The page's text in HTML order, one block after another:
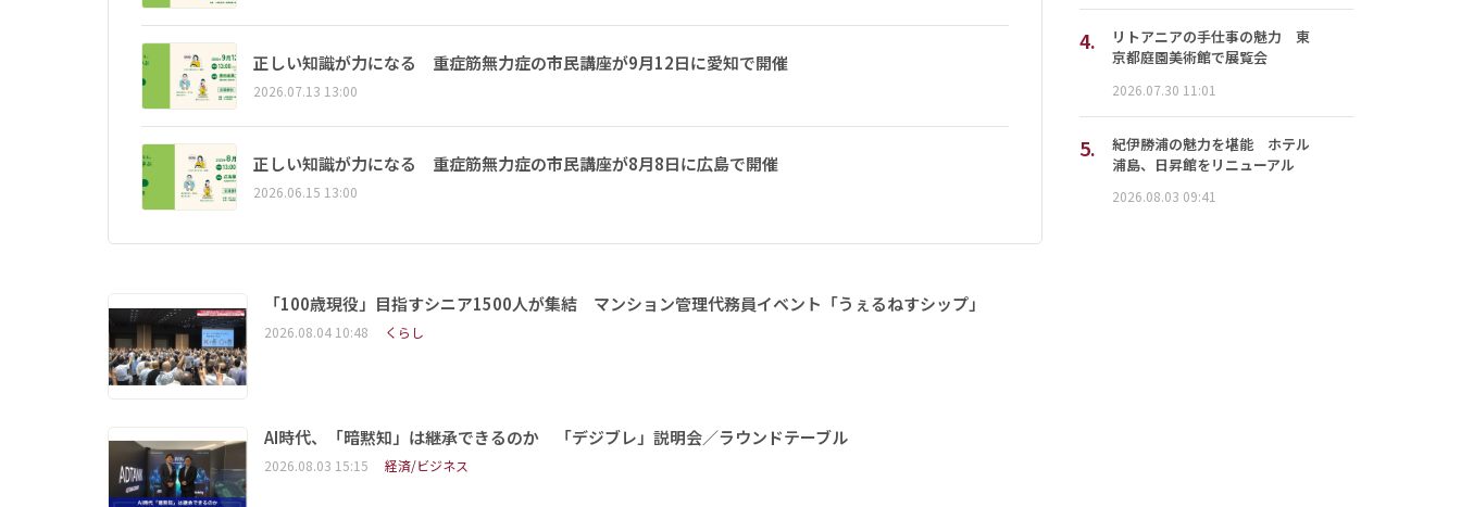
正しい知識が力になる 重症筋無力症の市民講座が9月12日に愛知で開催
2026.07.13 13:00
正しい知識が力になる 重症筋無力症の市民講座が8月8日に広島で開催
2026.06.15 13:00
「100歳現役」目指すシニア1500人が集結 マンション管理代務員イベント「うぇるねすシップ」
2026.08.04 10:48 くらし
AI時代、「暗黙知」は継承できるのか 「デジブレ」説明会／ラウンドテーブル
2026.08.03 15:15 経済/ビジネス
4.
リトアニアの手仕事の魅力 東
京都庭園美術館で展覧会
2026.07.30 11:01
5.
紀伊勝浦の魅力を堪能 ホテル
浦島、日昇館をリニューアル
2026.08.03 09:41